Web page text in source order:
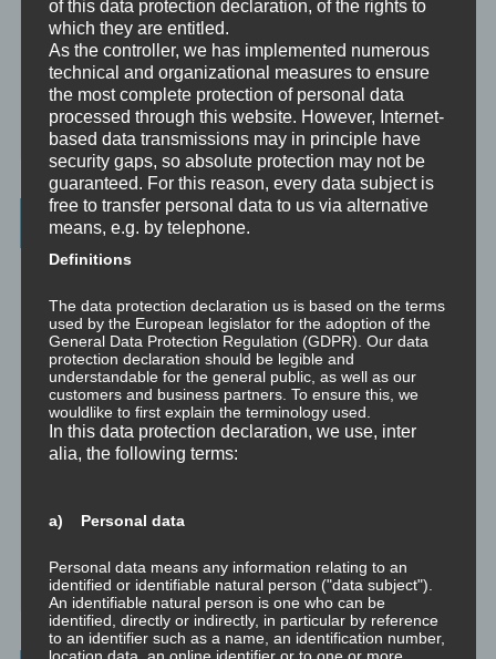
☞ Ablauf einer Beratung
☞ Vertraulichkeitserklärung
☞ Grundlagen für persönliche Entwicklung
☞ Was kostet es?
Wichtigste Seiten - minimedi.online
⇒ GrundlagenHier gibt es die grundlegenden Wissenseinheiten
⇒ Meditationen für TransformationHier gibt es Meditationen, die
die manchmal nötige Transformation für Entwicklung und Wachstum
anstoßen.
⇒ Emotionale KompetenzHier gibt es Meditationen, um die eigene
emotionale Kompetenz zu entwickeln.
Konzepten der Transformation, der persönlichen Entwicklung und
des spirituellen Wachstums.
of this data protection declaration, of the rights to
which they are entitled.
As the controller, we has implemented numerous
technical and organizational measures to ensure
the most complete protection of personal data
processed through this website. However, Internet-
based data transmissions may in principle have
security gaps, so absolute protection may not be
guaranteed. For this reason, every data subject is
free to transfer personal data to us via alternative
means, e.g. by telephone.
Definitions
The data protection declaration us is based on the terms
used by the European legislator for the adoption of the
General Data Protection Regulation (GDPR). Our data
protection declaration should be legible and
understandable for the general public, as well as our
customers and business partners. To ensure this, we
wouldlike to first explain the terminology used.
In this data protection declaration, we use, inter
alia, the following terms:
a) Personal data
Personal data means any information relating to an
identified or identifiable natural person ("data subject").
An identifiable natural person is one who can be
identified, directly or indirectly, in particular by reference
to an identifier such as a name, an identification number,
location data, an online identifier or to one or more